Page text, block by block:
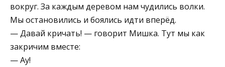
вокруг. За каждым деревом нам чудились волки.
Мы остановились и боялись идти вперёд.
— Давай кричать! — говорит Мишка. Тут мы как
закричим вместе:
— Ау!